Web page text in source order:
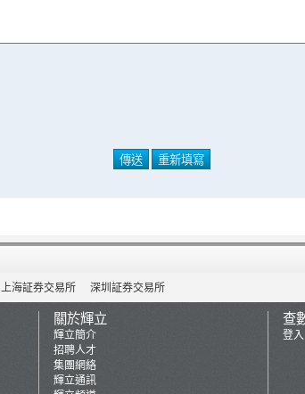
上海証券交易所 深圳証券交易所
關於輝立
輝立簡介
招聘人才
集團網絡
輝立通訊
查
登入